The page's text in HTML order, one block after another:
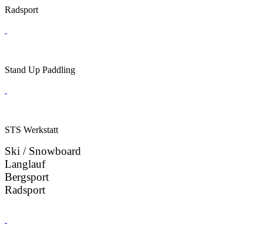
Radsport
Stand Up Paddling
STS Werkstatt
Ski / Snowboard
Langlauf
Bergsport
Radsport